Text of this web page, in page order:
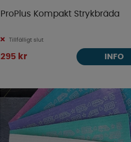
ProPlus Kompakt Strykbräda
Tillfälligt slut
295 kr INFO